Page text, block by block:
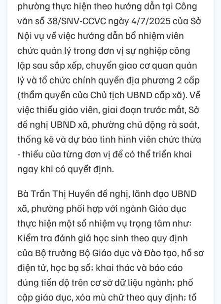
phường thực hiện theo hướng dẫn tại Công
văn số 38/SNV-CCVC ngày 4/7/2025 của Sở
Nội vụ về việc hướng dẫn bổ nhiệm viên
chức quản lý trong đơn vị sự nghiệp công
lập sau sắp xếp, chuyển giao cơ quan quản
lý và tổ chức chính quyền địa phương 2 cấp
(thẩm quyền của Chủ tịch UBND cấp xã). Về
việc thiếu giáo viên, giai đoạn trước mắt, Sở
đề nghị UBND xã, phường chủ động rà soát,
thống kê và dự báo tình hình viên chức thừa
- thiếu của từng đơn vị để có thể triển khai
ngay khi có quyết định.
Bà Trần Thị Huyền đề nghị, lãnh đạo UBND
xã, phường phối hợp với ngành Giáo dục
thực hiện một số nhiệm vụ trọng tâm như:
Kiểm tra đánh giá học sinh theo quy định
của Bộ trưởng Bộ Giáo dục và Đào tạo, hồ sơ
điện tử, học bạ số; khai thác và báo cáo
đúng tiến độ trên cơ sở dữ liệu ngành; phổ
cập giáo dục, xóa mù chữ theo quy định; tổ